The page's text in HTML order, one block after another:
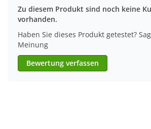
Zu diesem Produkt sind noch keine
vorhanden.
Haben Sie dieses Produkt getestet?
Meinung
Bewertung verfassen